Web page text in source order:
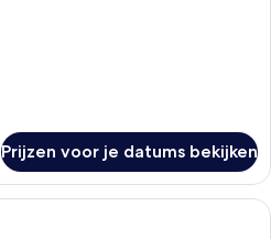
Prijzen voor je datums bekijken
Een balkon met een stenen muur,